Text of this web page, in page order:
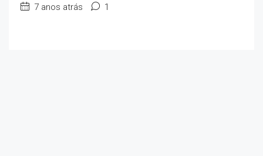
7 anos atrás 1